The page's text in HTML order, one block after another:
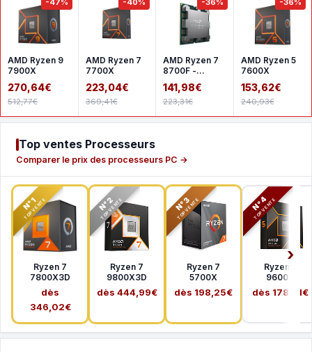
-47%
AMD Ryzen 9
7900X
270,64€
512,77€
-40%
AMD Ryzen 7
7700X
223,04€
369,41€
-36%
AMD Ryzen 7
8700F -
Version tray
141,98€
223,31€
-36%
AMD Ryzen 5
7600X
153,62€
240,93€
Top ventes Processeurs
Comparer le prix des processeurs PC →
N°1
TOP VENTE
Ryzen 7
7800X3D
dès
346,02€
N°2
TOP VENTE
Ryzen 7
9800X3D
dès 444,99€
N°3
TOP VENTE
Ryzen 7
5700X
dès 198,25€
N°4
TOP VENTE
Ryzen 5
9600X
dès 178,41€